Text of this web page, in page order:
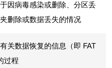
因病毒感染或删除、分区丢
删除或数据丢失的情况
关数据恢复的信息（即 FAT
过程